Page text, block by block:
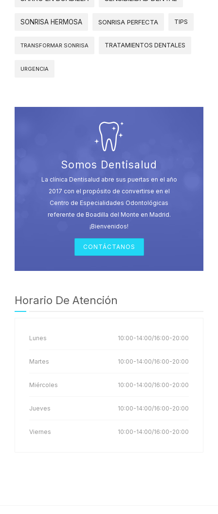
SONRISA HERMOSA SONRISA PERFECTA TIPS
TRANSFORMAR SONRISA TRATAMIENTOS DENTALES
URGENCIA
Somos Dentisalud
La clínica Dentisalud abre sus puertas en el año
2017 con el propósito de convertirse en el
Centro de Especialidades Odontológicas
referente de Boadilla del Monte en Madrid.
¡Bienvenidos!
CONTÁCTANOS
Horario De Atención
Lunes 10:00-14:00/16:00-20:00
Martes 10:00-14:00/16:00-20:00
Miércoles 10:00-14:00/16:00-20:00
Jueves 10:00-14:00/16:00-20:00
Viernes 10:00-14:00/16:00-20:00